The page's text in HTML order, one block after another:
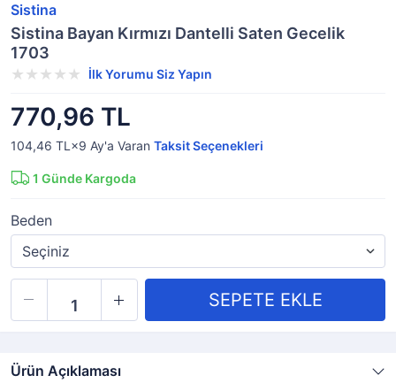
Sistina
Sistina Bayan Kırmızı Dantelli Saten Gecelik
1703
İlk Yorumu Siz Yapın
770,96 TL
104,46 TL×9 Ay'a Varan Taksit Seçenekleri
1 Günde Kargoda
Beden
Ürün Açıklaması